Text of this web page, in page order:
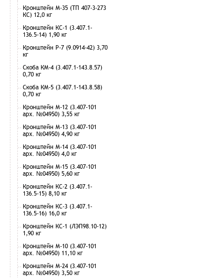
Кронштейн М-35 (ТП 407-3-273
КС) 12,0 кг
Кронштейн КС-1 (3.407.1-
136.5-14) 1,90 кг
Кронштейн Р-7 (9.0914-42) 3,70
кг
Скоба КМ-4 (3.407.1-143.8.57)
0,70 кг
Скоба КМ-5 (3.407.1-143.8.58)
0,70 кг
Кронштейн М-12 (3.407-101
арх. №04950) 3,55 кг
Кронштейн М-13 (3.407-101
арх. №04950) 4,90 кг
Кронштейн М-14 (3.407-101
арх. №04950) 4,0 кг
Кронштейн М-15 (3.407-101
арх. №04950) 5,60 кг
Кронштейн КС-2 (3.407.1-
136.5-15) 8,10 кг
Кронштейн КС-3 (3.407.1-
136.5-16) 16,0 кг
Кронштейн КС-1 (ЛЭП98.10-12)
1,90 кг
Кронштейн М-10 (3.407-101
арх. №04950) 11,10 кг
Кронштейн М-24 (3.407-101
арх. №04950) 3,50 кг